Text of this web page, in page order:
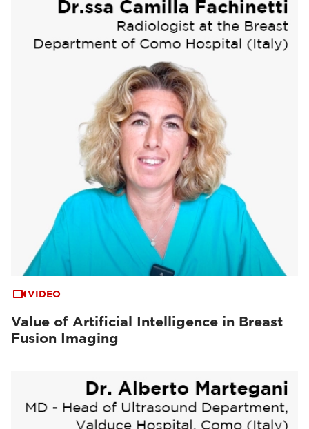
VIDEO
Value of Artificial Intelligence in Breast
Fusion Imaging